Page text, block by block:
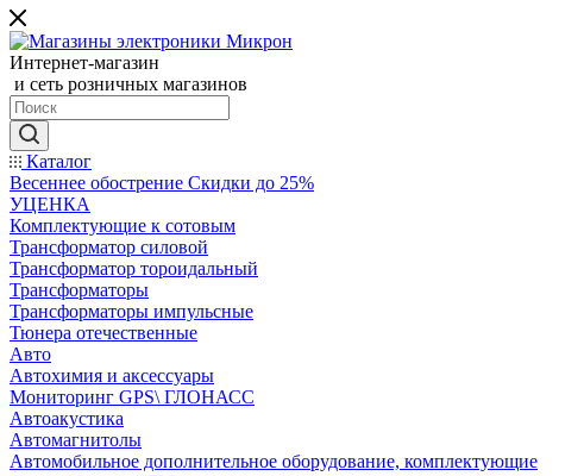
Интернет-магазин
и сеть розничных магазинов
Каталог
Весеннее обострение Скидки до 25%
УЦЕНКА
Комплектующие к сотовым
Трансформатор силовой
Трансформатор тороидальный
Трансформаторы
Трансформаторы импульсные
Тюнера отечественные
Авто
Автохимия и аксессуары
Мониторинг GPS\ ГЛОНАСС
Автоакустика
Автомагнитолы
Автомобильное дополнительное оборудование, комплектующие